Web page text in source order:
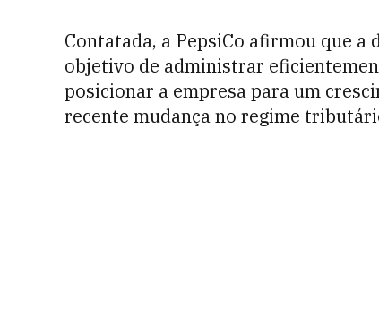
Contatada, a PepsiCo afirmou que a
objetivo de administrar
posicionar a empresa para um
recente mudança no regime